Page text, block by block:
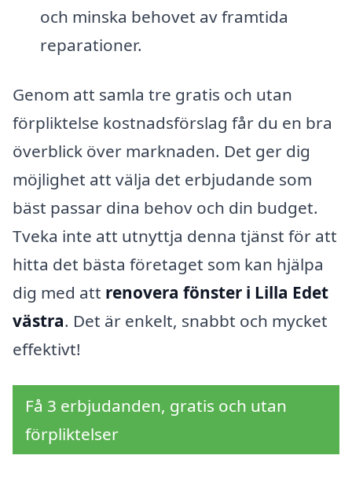
och minska behovet av framtida
reparationer.
Genom att samla tre gratis och utan
förpliktelse kostnadsförslag får du en bra
överblick över marknaden. Det ger dig
möjlighet att välja det erbjudande som
bäst passar dina behov och din budget.
Tveka inte att utnyttja denna tjänst för att
hitta det bästa företaget som kan hjälpa
dig med att renovera fönster i Lilla Edet
västra. Det är enkelt, snabbt och mycket
effektivt!
Få 3 erbjudanden, gratis och utan
förpliktelser